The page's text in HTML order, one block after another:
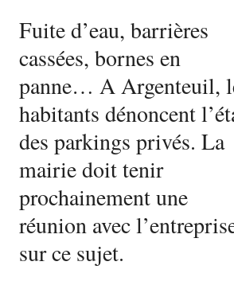
Fuite d’eau, barrières
cassées, bornes en
panne… A Argenteuil,
habitants dénoncent
des parkings privés. La
mairie doit tenir
prochainement une
réunion avec
sur ce sujet.